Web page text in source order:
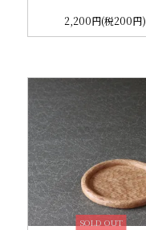
2,200円(税200円)
SOLD OUT